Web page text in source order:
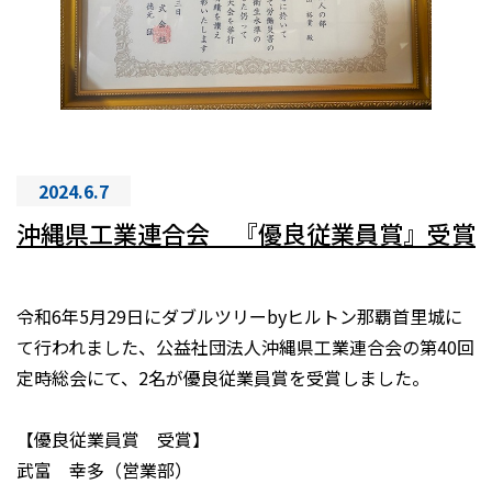
2024.6.7
沖縄県工業連合会 『優良従業員賞』受賞
令和6年5月29日にダブルツリーbyヒルトン那覇首里城に
て行われました、公益社団法人沖縄県工業連合会の第40回
定時総会にて、2名が優良従業員賞を受賞しました。
【優良従業員賞 受賞】
武富 幸多（営業部）